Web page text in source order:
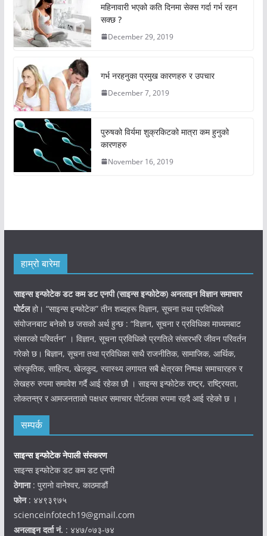
महिनावारी भएको कति दिनमा सेक्स गर्दा गर्भ रहन
सक्छ ?
December 29, 2019
गर्भ नरहनुका प्रमुख कारणहरु र उपचार
December 7, 2019
पुरुषको विर्यमा शुक्रकिटको मात्रा कम हुनुको
कारणहरु
November 16, 2019
हाम्रो बारेमा
साइन्स इन्फोटेक डट कम डट एनपी (साइन्सइन्फोटेक) अनलाइन विज्ञान समाचार
पोर्टलहो। “साइन्स इन्फोटेक” तीन शब्दहरू विज्ञान, सूचना तथा प्रविधिको
संयोजनबाट बनेको छ जसको अर्थ हुन्छ : “विज्ञान, सूचना र प्रविधिका माध्यमबाट
संसारको परिवर्तन” । विज्ञान, सूचना प्रविधिको प्रगतिले संसारभरि जीवन परिवर्तन
गरेको छ। बिज्ञान, सूचना तथा प्रविधिका साथै राजनीतिक, सामाजिक, आर्थिक,
सांस्कृतिक, साहित्य, खेलकुद, स्वास्थ्य लगायत सबै क्षेत्रका निष्पक्ष समाचारहरु र
लेखहरु रुपमा समावेश गर्दै आई रहेका छौ । साइन्स इन्फोटेक राष्ट्र, राष्ट्रियता,
लोकतन्त्र र आमजनताको पक्षधर समाचार पोर्टलका रुपमा रहदै आई रहेको छ ।
सम्पर्क
साइन्स इन्फोटेक नेपाली संस्करण
साइन्स इन्फोटेक डट कम डट एनपी
ठेगाना: पुरानो वानेश्वर, काठमाडौं
फोन: ४४९३९७५
scienceinfotech19@gmail.com
अनलाइन दर्ता नं. : ४४७/०७३-७४